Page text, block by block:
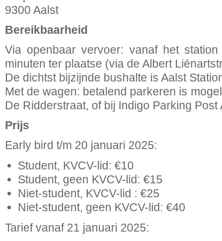
9300 Aalst
Bereikbaarheid
Via openbaar vervoer: vanaf het
minuten ter plaatse (via de Albert
De dichtst bijzijnde bushalte is Aalst
Met de wagen: betalend parkeren is
De Ridderstraat, of bij Indigo Parking Post
Prijs
Early bird t/m 20 januari 2025:
Student, KVCV-lid: €10
Student, geen KVCV-lid: €15
Niet-student, KVCV-lid : €25
Niet-student, geen KVCV-lid: €40
Tarief vanaf 21 januari 2025: